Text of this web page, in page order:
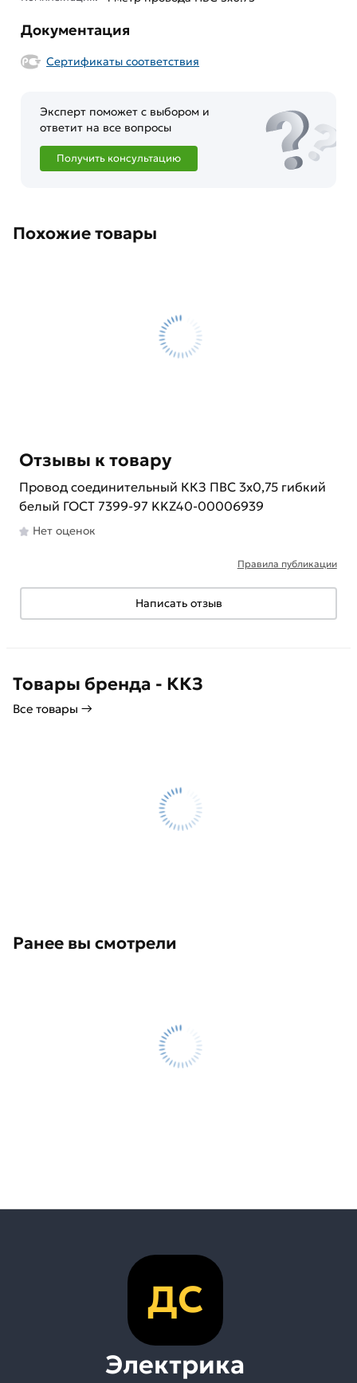
Документация
Сертификаты соответствия
Эксперт поможет с выбором и
ответит на все вопросы
Получить консультацию
Похожие товары
Отзывы к товару
Провод соединительный ККЗ ПВС 3х0,75 гибкий
белый ГОСТ 7399-97 KKZ40-00006939
Нет оценок
Правила публикации
Написать отзыв
Товары бренда - ККЗ
Все товары →
Ранее вы смотрели
ДС
Электрика